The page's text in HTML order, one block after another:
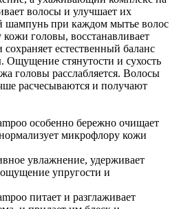
волосы и улучшает их
шампунь при каждом мытье волос
головы, восстанавливает
естественный баланс
Ощущение стянутости и сухость
головы расслабляется. Волосы
расчесываются и получают
особенно бережно очищает
микрофлору кожи
увлажнение, удерживает
упругости и
питает и разглаживает